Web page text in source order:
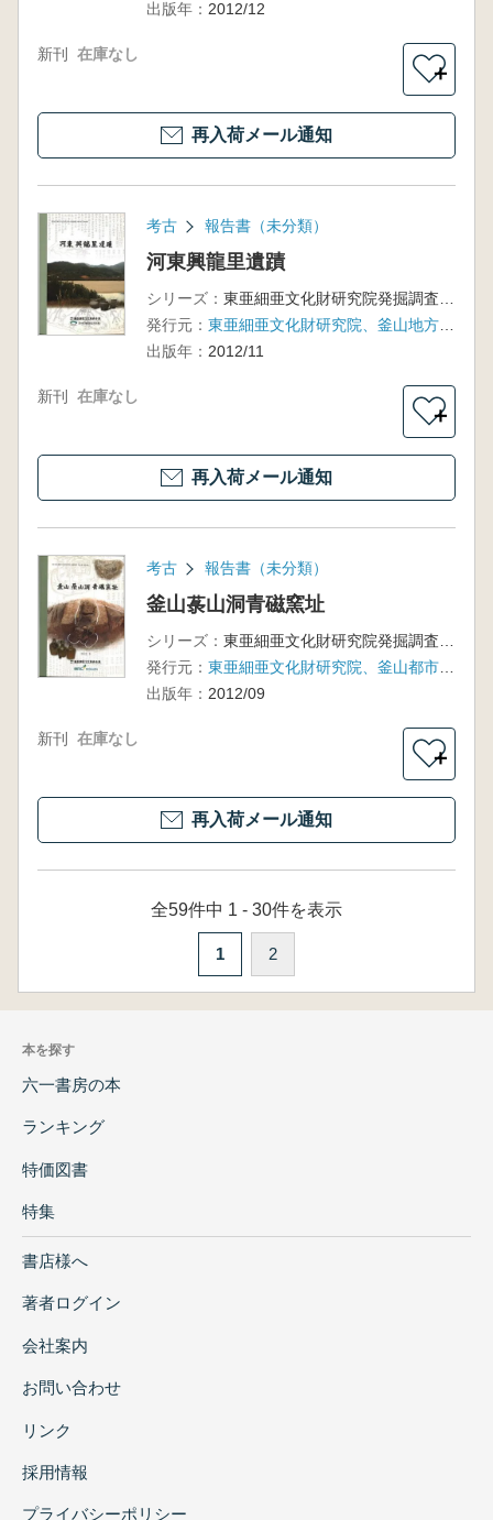
出版年： 2012/12
新刊 在庫なし
＋
再入荷メール通知
考古 報告書（未分類）
河東興龍里遺蹟
シリーズ：
発行元：
東亜細亜文化財研究院、釜山地方国土管理庁
出版年： 2012/11
新刊 在庫なし
＋
再入荷メール通知
考古 報告書（未分類）
釜山菉山洞青磁窯址
シリーズ：
発行元：
東亜細亜文化財研究院、釜山都市公社
出版年： 2012/09
新刊 在庫なし
＋
再入荷メール通知
全59件中 1 - 30件を表示
1 2
本を探す
六一書房の本
ランキング
特価図書
特集
書店様へ
著者ログイン
会社案内
お問い合わせ
リンク
採用情報
プライバシーポリシー